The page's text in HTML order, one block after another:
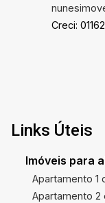
Creci:
Links Úteis
Imóveis para
Apartamento 1
Apartamento 2